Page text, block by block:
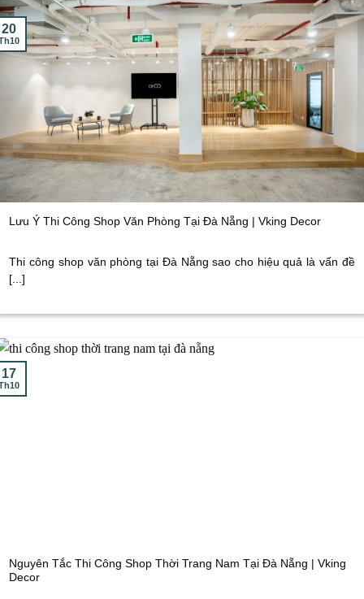
Lưu Ý Thi Công Shop Văn Phòng Tại Đà Nẵng | Vking Decor
Thi công shop văn phòng tại Đà Nẵng sao cho hiệu quả là vấn đề
[...]
20
Nguyên Tắc Thi Công Shop Thời Trang Nam Tại Đà Nẵng | Vking
Decor
17